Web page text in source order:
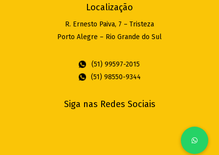
Localização
R. Ernesto Paiva, 7 – Tristeza
Porto Alegre – Rio Grande do Sul
(51) 99597-2015
(51) 98550-9344
Siga nas Redes Sociais